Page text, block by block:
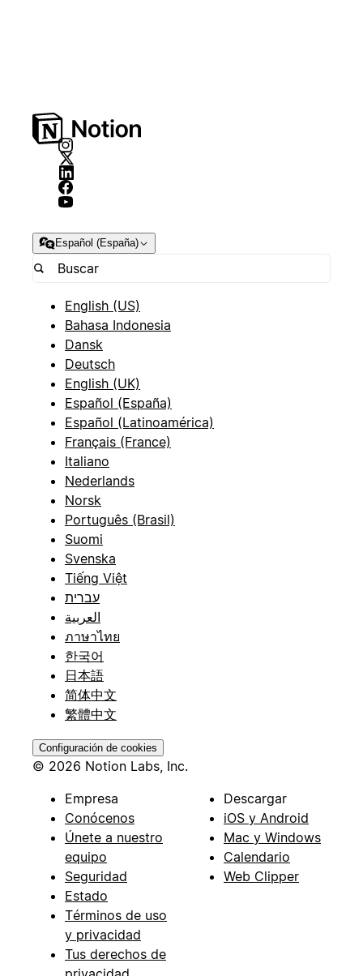
Español (España)
English (US)
Bahasa Indonesia
Dansk
Deutsch
English (UK)
Español (España)
Español (Latinoamérica)
Français (France)
Italiano
Nederlands
Norsk
Português (Brasil)
Suomi
Svenska
Tiếng Việt
עברית
العربية
ภาษาไทย
한국어
日本語
简体中文
繁體中文
Configuración de cookies
© 2026 Notion Labs, Inc.
Empresa
Conócenos
Únete a nuestro
equipo
Seguridad
Estado
Términos de uso
y privacidad
Tus derechos de
Descargar
iOS y Android
Mac y Windows
Calendario
Web Clipper